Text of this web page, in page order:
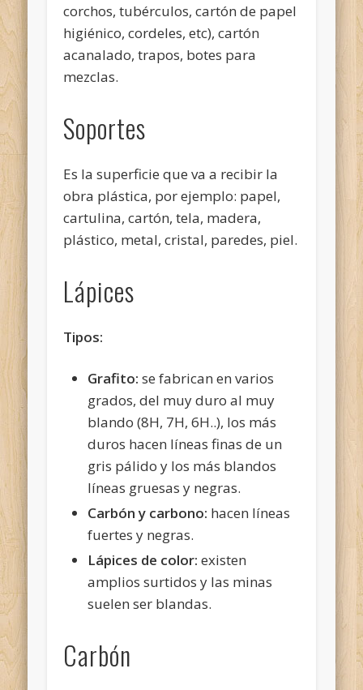
corchos, tubérculos, cartón de papel
higiénico, cordeles, etc), cartón
acanalado, trapos, botes para
mezclas.
Soportes
Es la superficie que va a recibir la
obra plástica, por ejemplo: papel,
cartulina, cartón, tela, madera,
plástico, metal, cristal, paredes, piel.
Lápices
Tipos:
Grafito: se fabrican en varios
grados, del muyduro al muy
blando (8H, 7H, 6H..), los más
duros hacen líneas finas de un
gris pálido y los más blandos
líneas gruesas y negras.
Carbón y carbono: hacen líneas
fuertes y negras.
Lápices de color: existen
amplios surtidos y las minas
suelen ser blandas.
Carbón